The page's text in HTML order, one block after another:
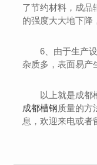
了节约材料，成品
的强度大大地下降
6、由于生产
杂质多，表面易产
以上就是成都
成都槽钢质量的方
息，欢迎来电或者